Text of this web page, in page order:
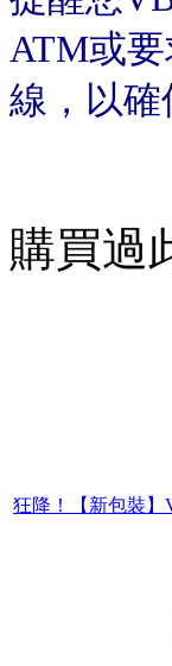
ATM或
線，以確
購買過
狂降！【新包裝】